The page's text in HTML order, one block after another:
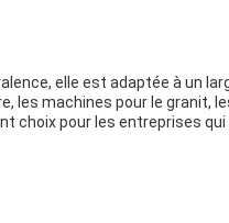
elle est adaptée à un
les machines pour le granit,
choix pour les entreprises